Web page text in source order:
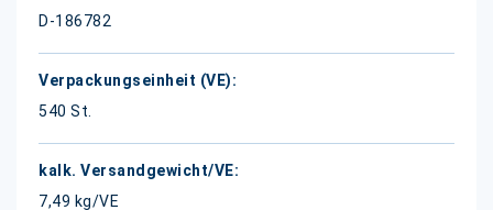
D-186782
540 St.
7,49 kg/VE